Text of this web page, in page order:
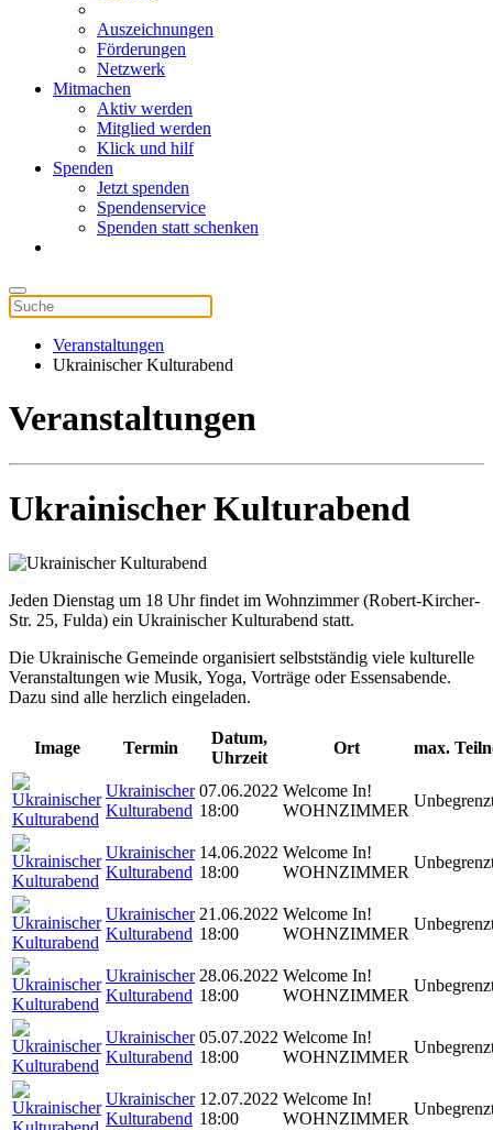
Auszeichnungen
Förderungen
Netzwerk
Mitmachen
Aktiv werden
Mitglied werden
Klick und hilf
Spenden
Jetzt spenden
Spendenservice
Spenden statt schenken
Veranstaltungen
Ukrainischer Kulturabend
Veranstaltungen
Ukrainischer Kulturabend
Jeden Dienstag um 18 Uhr findet im Wohnzimmer (Robert-Kircher-
Str. 25, Fulda) ein Ukrainischer Kulturabend statt.
Die Ukrainische Gemeinde organisiert selbstständig viele kulturelle
Veranstaltungen wie Musik, Yoga, Vorträge oder Essensabende.
Dazu sind alle herzlich eingeladen.
Image Termin
Datum,
Uhrzeit
Ort max.
Ukrainischer
Kulturabend
07.06.2022
18:00
Welcome In!
WOHNZIMMER
Ukrainischer
Kulturabend
14.06.2022
18:00
Welcome In!
WOHNZIMMER
Ukrainischer
Kulturabend
21.06.2022
18:00
Welcome In!
WOHNZIMMER
Ukrainischer
Kulturabend
28.06.2022
18:00
Welcome In!
WOHNZIMMER
Ukrainischer
Kulturabend
05.07.2022
18:00
Welcome In!
WOHNZIMMER
Ukrainischer
Kulturabend
12.07.2022
18:00
Welcome In!
WOHNZIMMER